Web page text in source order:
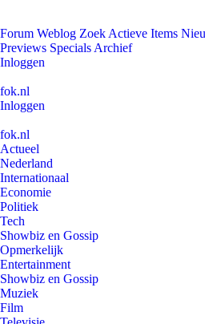
Forum Weblog Zoek Actieve Items
Previews Specials Archief
Inloggen
fok.nl
Inloggen
fok.nl
Actueel
Nederland
Internationaal
Economie
Politiek
Tech
Showbiz en Gossip
Opmerkelijk
Entertainment
Showbiz en Gossip
Muziek
Film